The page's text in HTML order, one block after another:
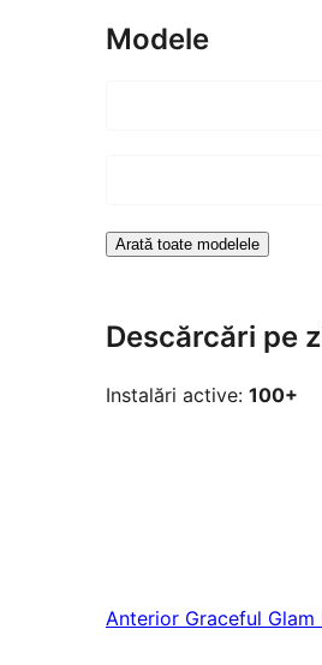
Modele
Arată toate modelele
Descărcări pe
Instalări active: 100+
Anterior Graceful Glam